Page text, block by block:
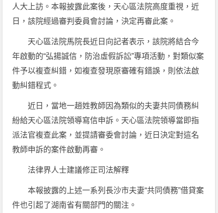
人大上訪。本報披露此案後，天心區法院高度重視，近
日，該院經過審判委員會討論，決定再審此案。
天心區法院馬院長近日向記者表示，該院將結合今
年啟動的“弘揚誠信，防治虛假訴訟”專項活動，對類似案
件予以複查糾錯，如複查發現原審確有錯誤，則依法啟
動糾錯程式。
近日，當地一趙姓教師因為類似的夫妻共同債務糾
紛給天心區法院領導寫信申訴。天心區法院領導當即指
派法官複查此案，並提請審委會討論，近日決定對這名
教師申訴的案件啟動再審。
法律界人士建議修正司法解釋
本報披露的上述一系列長沙市夫妻“共同債務”借貸案
件也引起了湖南省有關部門的關注。